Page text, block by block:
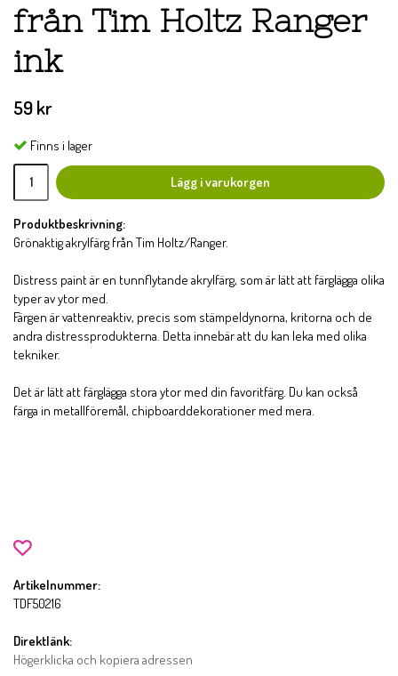
från Tim Holtz Ranger
ink
59 kr
Finns i lager
Lägg i varukorgen
Produktbeskrivning:
Grönaktig akrylfärg från Tim Holtz/Ranger.
Distress paint är en tunnflytande akrylfärg, som är lätt att färglägga olika
typer av ytor med.
Färgen är vattenreaktiv, precis som stämpeldynorna, kritorna och de
andra distressprodukterna. Detta innebär att du kan leka med olika
tekniker.
Det är lätt att färglägga stora ytor med din favoritfärg. Du kan också
färga in metallföremål, chipboarddekorationer med mera.
Artikelnummer:
TDF50216
Direktlänk:
Högerklicka och kopiera adressen